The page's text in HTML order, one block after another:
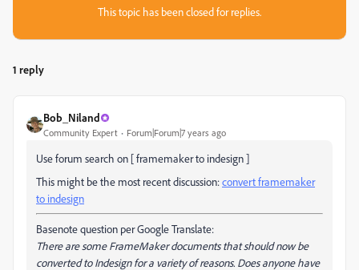
This topic has been closed for replies.
1 reply
Bob_Niland
Community Expert Forum|Forum|7 years ago
Use forum search on [ framemaker to indesign ]
This might be the most recent discussion:convert framemaker
to indesign
Basenote question per Google Translate:
There are some FrameMaker documents that should now be
converted to Indesign for a variety of reasons. Does anyone have